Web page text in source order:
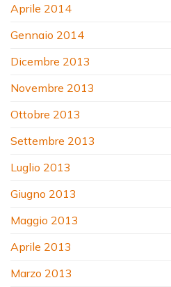
Aprile 2014
Gennaio 2014
Dicembre 2013
Novembre 2013
Ottobre 2013
Settembre 2013
Luglio 2013
Giugno 2013
Maggio 2013
Aprile 2013
Marzo 2013